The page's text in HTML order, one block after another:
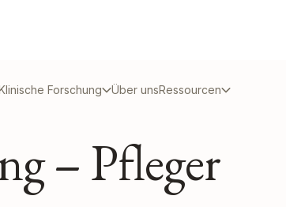
Forschung Über unsRessourcen
– Pfleger